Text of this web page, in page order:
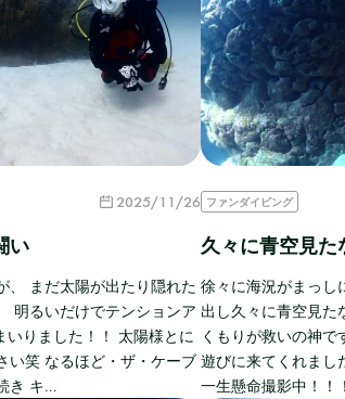
2025/11/26
い
、 まだ太陽が出たり隠れた
明るいだけでテンションア
りました！！ 太陽様とに
い笑 なるほど・ザ・ケーブ
き キ…
ファンダイビング
久々に青空見た
徐々に海況がまっし
出し久々に青空見た
くもりが救いの神で
遊びに来てくれまし
一生懸命撮影中！！